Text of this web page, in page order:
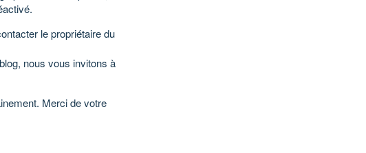
le propriétaire du
nous vous invitons à
Merci de votre